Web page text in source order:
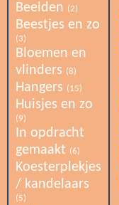
Beelden (2)
Beestjes en zo
(3)
Bloemen en
vlinders (8)
Hangers (15)
Huisjes en zo
(9)
In opdracht
gemaakt (6)
Koesterplekjes
/ kandelaars
(5)